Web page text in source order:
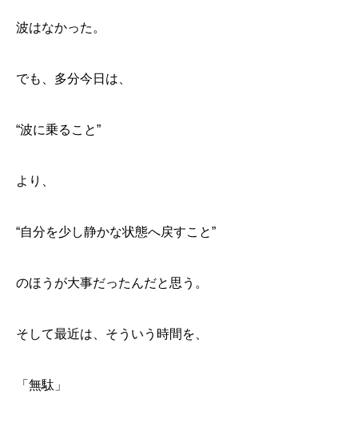
波はなかった。
でも、多分今日は、
“波に乗ること”
より、
“自分を少し静かな状態へ戻すこと”
のほうが大事だったんだと思う。
そして最近は、そういう時間を、
「無駄」